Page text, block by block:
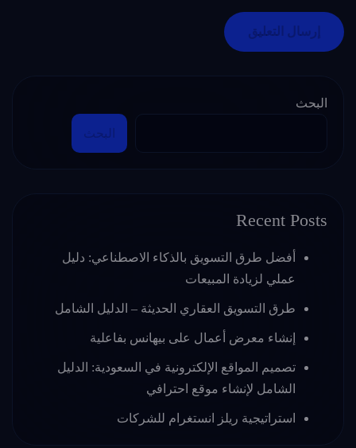
البحث
البحث
Recent Posts
أفضل طرق التسويق بالذكاء الاصطناعي: دليل
عملي لزيادة المبيعات
طرق التسويق العقاري الحديثة – الدليل الشامل
إنشاء معرض أعمال على بيهانس بفاعلية
تصميم المواقع الإلكترونية في السعودية: الدليل
الشامل لإنشاء موقع احترافي
استراتيجية ريلز انستغرام للشركات